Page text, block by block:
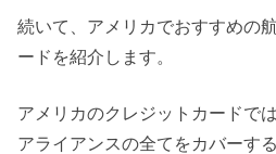
続いて、アメリカでおすすめの
ードを紹介します。
アメリカのクレジットカードで
アライアンスの全てをカバーす